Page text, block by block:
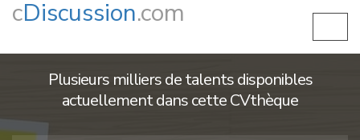
cDiscussion.com
Plusieurs milliers de talents disponibles
actuellement dans cette CVthèque